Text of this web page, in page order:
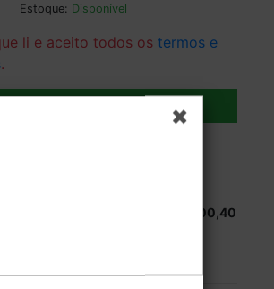
Estoque: Disponível
li e aceito todos ostermos e
.
R$ 400,40